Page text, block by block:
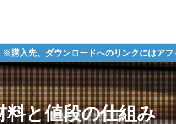
ドへのリンクにはアフィリエイトタグが含
と値段の仕組み